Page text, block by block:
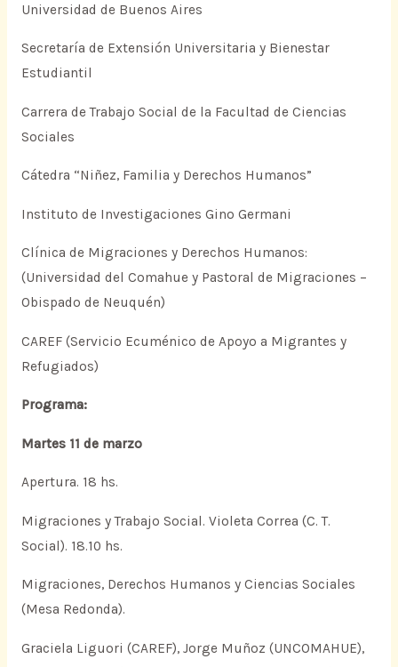
Universidad de Buenos Aires
Secretaría de Extensión Universitaria y Bienestar
Estudiantil
Carrera de Trabajo Social de la Facultad de Ciencias
Sociales
Cátedra “Niñez, Familia y Derechos Humanos”
Instituto de Investigaciones Gino Germani
Clínica de Migraciones y Derechos Humanos:
(Universidad del Comahue y Pastoral de Migraciones –
Obispado de Neuquén)
CAREF (Servicio Ecuménico de Apoyo a Migrantes y
Refugiados)
Programa:
Martes 11 de marzo
Apertura. 18 hs.
Migraciones y Trabajo Social. Violeta Correa (C. T.
Social). 18.10 hs.
Migraciones, Derechos Humanos y Ciencias Sociales
(Mesa Redonda).
Graciela Liguori (CAREF), Jorge Muñoz (UNCOMAHUE),